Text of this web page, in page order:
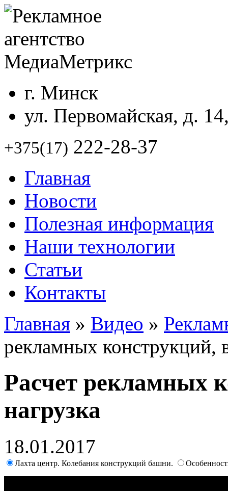
г. Минск
ул. Первомайская, д.
+375(17) 222-28-37
Главная
Новости
Полезная информация
Наши технологии
Статьи
Контакты
Главная » Видео »
рекламных конструкций,
Расчет рекламных
нагрузка
18.01.2017
Лахта центр. Колебания конструкций башни.